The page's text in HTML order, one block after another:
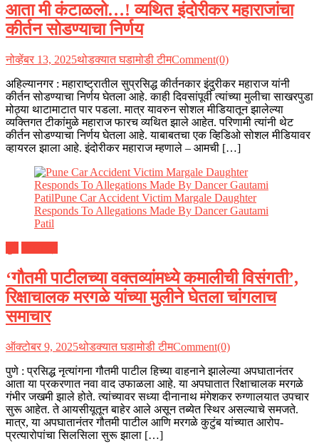
आता मी कंटाळलो…! व्यथित इंदोरीकर महाराजांचा
कीर्तन सोडण्याचा निर्णय
नोव्हेंबर 13, 2025थोडक्यात घडामोडी टीमComment(0)
अहिल्यानगर : महाराष्ट्रातील सुप्रसिद्ध कीर्तनकार इंदुरीकर महाराज यांनी
कीर्तन सोडण्याचा निर्णय घेतला आहे. काही दिवसांपूर्वी त्यांच्या मुलीचा साखरपुडा
मोठ्या थाटामाटात पार पडला. मात्र यावरुन सोशल मीडियातून झालेल्या
व्यक्तिगत टीकांमुळे महाराज फारच व्यथित झाले आहेत. परिणामी त्यांनी थेट
कीर्तन सोडण्याचा निर्णय घेतला आहे. याबाबतचा एक व्हिडिओ सोशल मीडियावर
व्हायरल झाला आहे. इंदोरीकर महाराज म्हणाले – आमची […]
‘गौतमी पाटीलच्या वक्तव्यांमध्ये कमालीची विसंगती’,
रिक्षाचालक मरगळे यांच्या मुलीने घेतला चांगलाच
समाचार
ऑक्टोबर 9, 2025थोडक्यात घडामोडी टीमComment(0)
पुणे : प्रसिद्ध नृत्यांगना गौतमी पाटील हिच्या वाहनाने झालेल्या अपघातानंतर
आता या प्रकरणात नवा वाद उफाळला आहे. या अपघातात रिक्षाचालक मरगळे
गंभीर जखमी झाले होते. त्यांच्यावर सध्या दीनानाथ मंगेशकर रुग्णालयात उपचार
सुरू आहेत. ते आयसीयूतून बाहेर आले असून तब्येत स्थिर असल्याचे समजते.
मात्र, या अपघातानंतर गौतमी पाटील आणि मरगळे कुटुंब यांच्यात आरोप-
प्रत्यारोपांचा सिलसिला सुरू झाला […]